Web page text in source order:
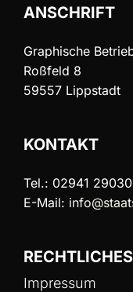
ANSCHRIFT
Graphische
Roßfeld 8
59557 Lippstadt
KONTAKT
Tel.: 02941 29030
E-Mail:
RECHTLICHES
Impressum